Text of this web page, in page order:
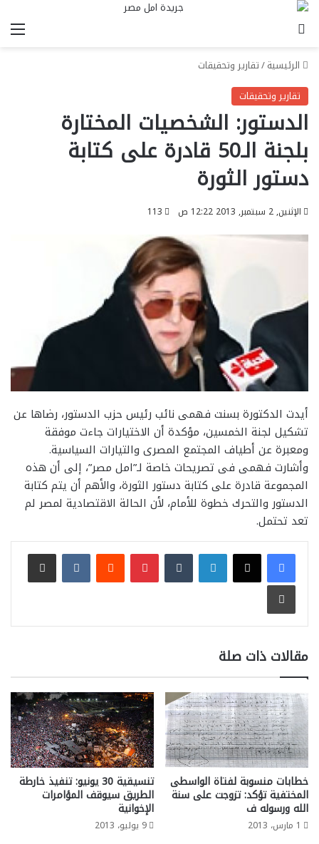
الرئيسية/تقارير وتحقيقات
تقارير وتحقيقات
الدستور: الشخصيات المختارة
بلجنة الـ50 قادرة على كتابة
دستور الثورة
الإثنين, 2 سبتمبر, 2013 12:22 ص 113
أيدت الدكتورة بسنت فهمى نائب رئيس حزب الدستور، رضاها عن
تشكيل لجنة الخمسين، مؤكدة أن الاختيارات جاءت موفقة
ومعبرة عن أطياف المجتمع المصرى والتيارات السياسية.
وأشارت فهمى فى تصريحات خاصة لـ”امل مصر”، إلى أن هذه
المجموعة قادرة على كتابة دستور الثورة، والأهم أن يتم كتابة
الدستور والتحرك خطوة للأمام، لأن الحالة الاقتصادية لمصر لم
تعد تحتمل.
لينكدإن بينتيريست
مشاركة عبر البريد
طباعة
مقالات ذات صلة
خطابات منسوبة لفتاة الواسطى
المختفية تؤكد: تزوجت على سنة
الله ورسوله ف
1 مارس، 2013
تنسيقية 30 يونيو: تنفيذ خارطة
الطريق سيوقف المؤامرات
الإخوانية
9 يوليو، 2013